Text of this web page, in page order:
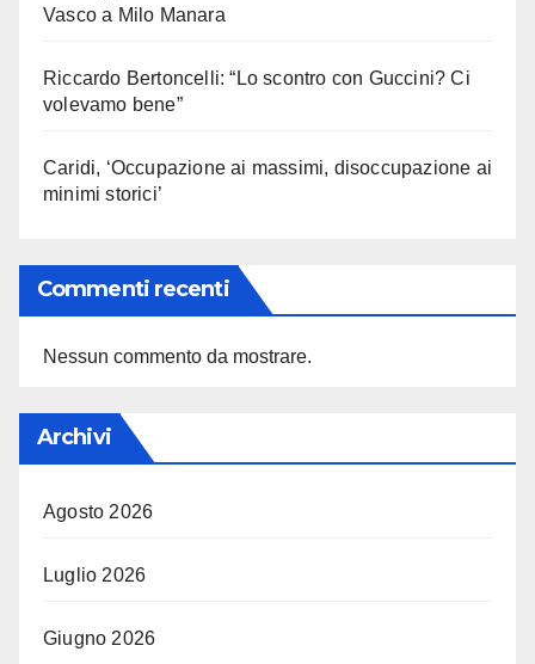
Vasco a Milo Manara
Riccardo Bertoncelli: “Lo scontro con Guccini? Ci
volevamo bene”
Caridi, ‘Occupazione ai massimi, disoccupazione ai
minimi storici’
Commenti recenti
Nessun commento da mostrare.
Archivi
Agosto 2026
Luglio 2026
Giugno 2026